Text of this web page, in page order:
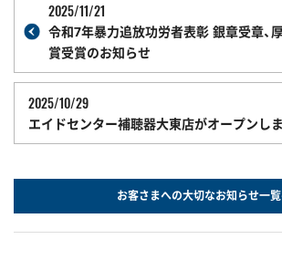
2025/11/21
令和7年暴力追放功労者表彰 銀章受章、
賞受賞のお知らせ
2025/10/29
エイドセンター補聴器大東店がオープンし
お客さまへの大切なお知らせ一